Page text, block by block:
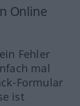
Online
Fehler
mal
Formular
ist